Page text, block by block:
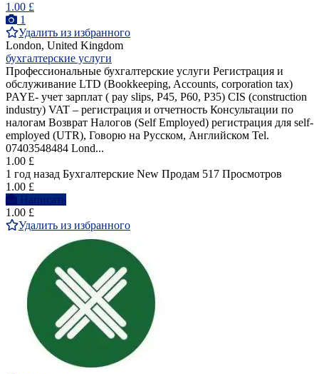
1.00 £
1
Удалить из избранного
London, United Kingdom
бухгалтерские услуги
Профессиональные бухгалтерские услуги Регистрация и
обслуживание LTD (Bookkeeping, Accounts, corporation tax)
PAYE- учет зарплат ( pay slips, P45, P60, P35) CIS (construction
industry) VAT – регистрация и отчетность Консультации по
налогам Возврат Налогов (Self Employed) регистрация для self-
employed (UTR), Говорю на Pусcком, Английском Tel.
07403548484 Lond...
1.00 £
1 год назад Бухгалтерские New Продам 517 Просмотров
1.00 £
Написать
1.00 £
Удалить из избранного